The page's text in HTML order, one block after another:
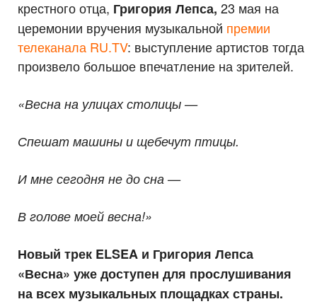
крестного отца, Григория Лепса, 23 мая на
церемонии вручения музыкальной премии
телеканала RU.TV: выступление артистов тогда
произвело большое впечатление на зрителей.
«Весна на улицах столицы —
Спешат машины и щебечут птицы.
И мне сегодня не до сна —
В голове моей весна!»
Новый трек ELSEA и Григория Лепса
«Весна» уже доступен для прослушивания
на всех музыкальных площадках страны.